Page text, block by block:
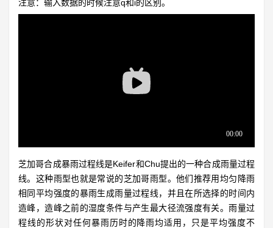
注意：输入数据的时候注意q和i的区别。
芝加哥合成暴雨过程线是Keifer和Chu提出的一种合成雨量过程
线。这种雨型也就是常说的芝加哥雨型。他们推荐用均匀降雨
相同平均强度的暴雨生成雨量过程线，并且在所选择的时间内
造峰，造峰之前的湿度条件与产生最大径流强度有关。雨量过
程线的形状对任何暴雨历时的降雨均适用，只是平均强度不